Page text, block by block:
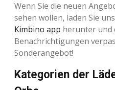
Wenn Sie die neuen
sehen wollen, laden Sie
Kimbino app herunter und
Benachrichtigungen
Sonderangebot!
Kategorien der